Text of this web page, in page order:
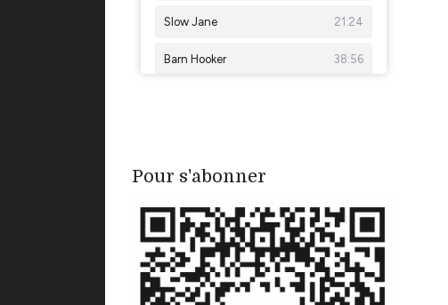
Pour s'abonner